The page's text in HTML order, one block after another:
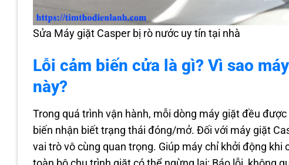
Sửa Máy giặt Casper bị rò nước uy tín tại nhà
Lỗi cảm biến cửa là gì? Vì sao
này?
Trong quá trình vận hành, mỗi dòng máy giặt đều
biến nhận biết trạng thái đóng/mở. Đối với máy giặt
vai trò vô cùng quan trọng. Giúp máy chỉ khởi động